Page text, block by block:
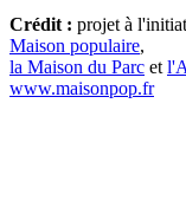
Crédit : projet à
Maison populaire,
la Maison du Parc et
www.maisonpop.fr